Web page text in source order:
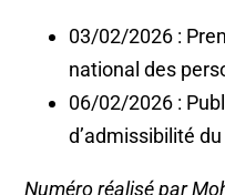
03/02/2026 :
national des
06/02/2026 :
d’admissibilité
Numéro réalisé par